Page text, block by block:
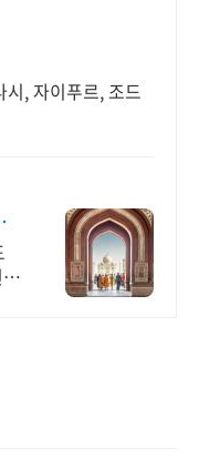
, 자이푸르, 조드